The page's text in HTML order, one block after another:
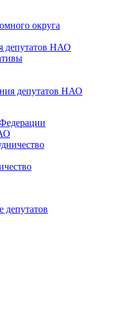
округа
депутатов НАО
депутатов НАО